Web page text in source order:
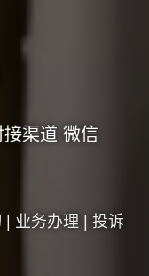
渠道 微信
| 业务办理 | 投诉